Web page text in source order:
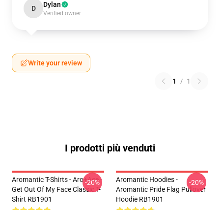
D Dylan
Verified owner
Write your review
1 / 1
I prodotti più venduti
Aromantic T-Shirts - Aro+Ace -
Get Out Of My Face Classic T-
Shirt RB1901
-20%
Aromantic Hoodies -
Aromantic Pride Flag Pullover
Hoodie RB1901
-20%